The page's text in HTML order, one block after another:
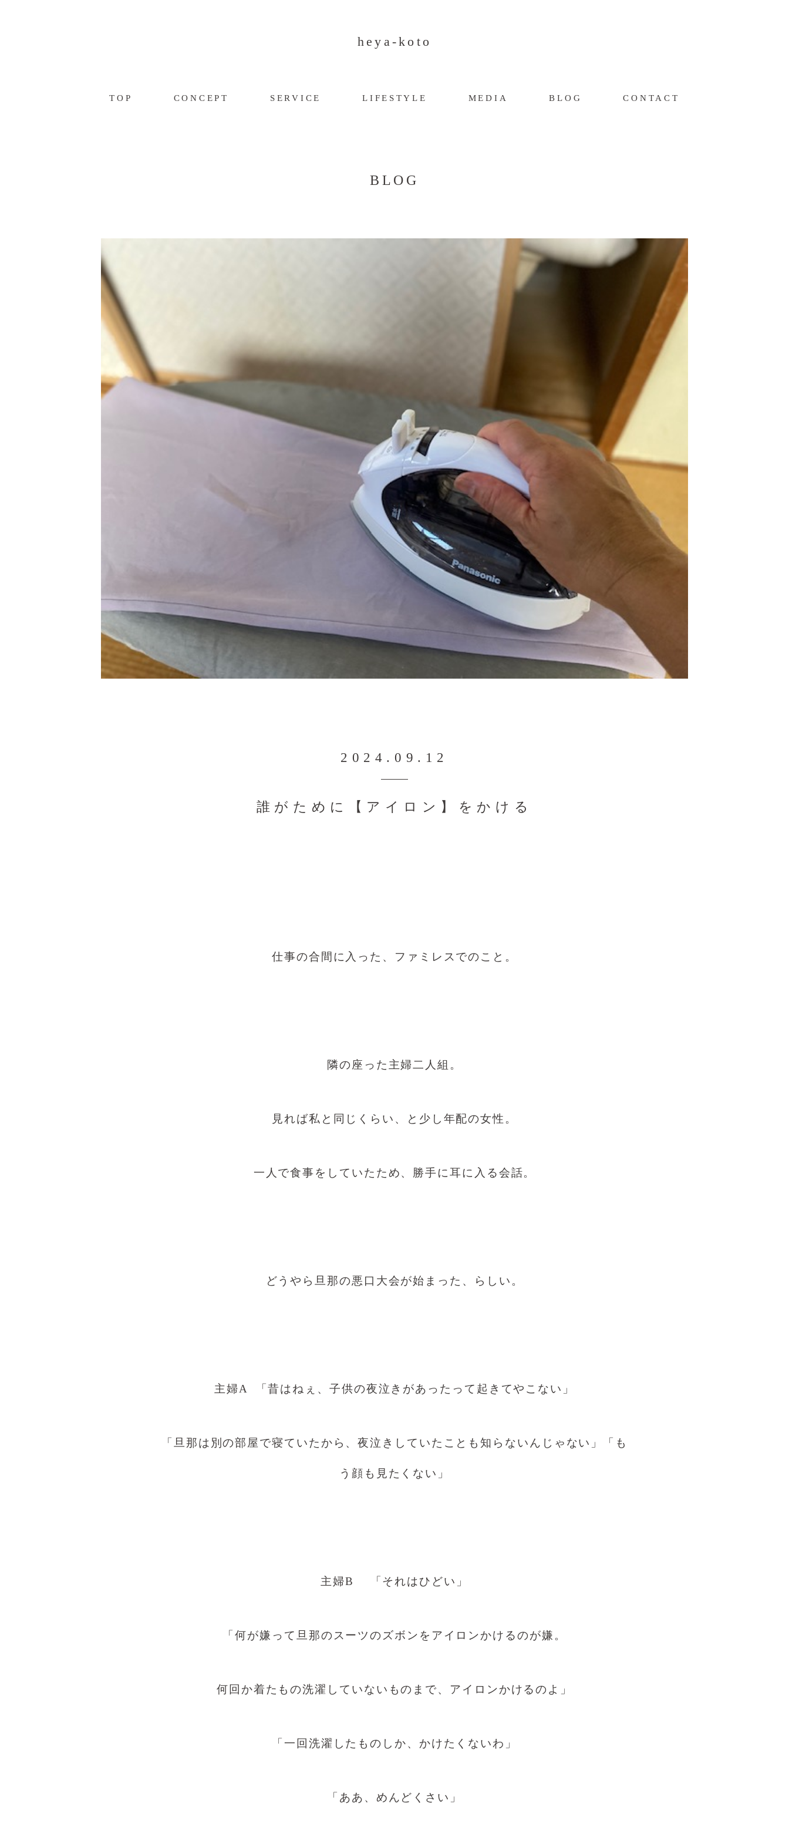
heya-koto
TOP CONCEPT SERVICE LIFESTYLE MEDIA BLOG CONTACT
BLOG
2024.09.12
誰がために【アイロン】をかける
仕事の合間に入った、ファミレスでのこと。
隣の座った主婦二人組。
見れば私と同じくらい、と少し年配の女性。
一人で食事をしていたため、勝手に耳に入る会話。
どうやら旦那の悪口大会が始まった、らしい。
主婦A 「昔はねぇ、子供の夜泣きがあったって起きてやこない」
「旦那は別の部屋で寝ていたから、夜泣きしていたことも知らないんじゃない」「も
う顔も見たくない」
主婦B 「それはひどい」
「何が嫌って旦那のスーツのズボンをアイロンかけるのが嫌。
何回か着たもの洗濯していないものまで、アイロンかけるのよ」
「一回洗濯したものしか、かけたくないわ」
「ああ、めんどくさい」